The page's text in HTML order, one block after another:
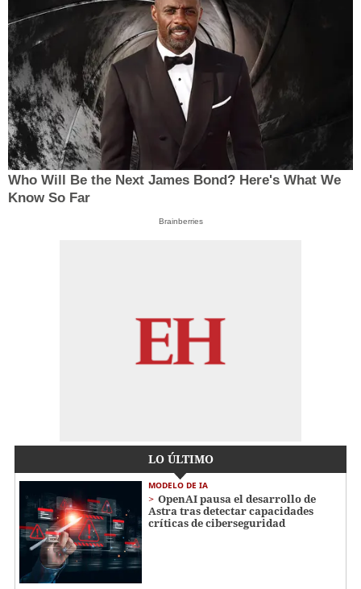
Who Will Be the Next James Bond? Here's What We
Know So Far
Brainberries
LO ÚLTIMO
MODELO DE IA
OpenAI pausa el desarrollo de
Astra tras detectar capacidades
críticas de ciberseguridad